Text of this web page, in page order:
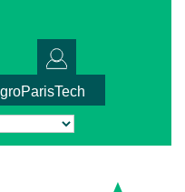
Translate